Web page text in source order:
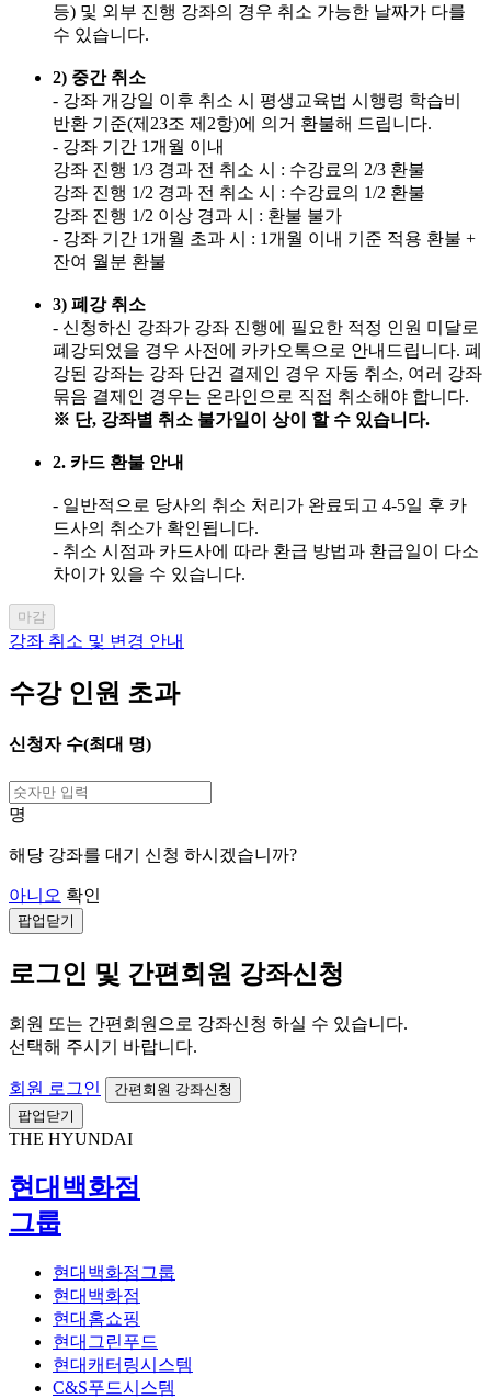
등) 및 외부 진행 강좌의 경우 취소 가능한 날짜가 다를
수 있습니다.
2) 중간 취소
- 강좌 개강일 이후 취소 시 평생교육법 시행령 학습비
반환 기준(제23조 제2항)에 의거 환불해 드립니다.
- 강좌 기간 1개월 이내
강좌 진행 1/3 경과 전 취소 시 : 수강료의 2/3 환불
강좌 진행 1/2 경과 전 취소 시 : 수강료의 1/2 환불
강좌 진행 1/2 이상 경과 시 : 환불 불가
- 강좌 기간 1개월 초과 시 : 1개월 이내 기준 적용 환불 +
잔여 월분 환불
3) 폐강 취소
- 신청하신 강좌가 강좌 진행에 필요한 적정 인원 미달로
폐강되었을 경우 사전에 카카오톡으로 안내드립니다. 폐
강된 강좌는 강좌 단건 결제인 경우 자동 취소, 여러 강좌
묶음 결제인 경우는 온라인으로 직접 취소해야 합니다.
※ 단, 강좌별 취소 불가일이 상이 할 수 있습니다.
2. 카드 환불 안내
- 일반적으로 당사의 취소 처리가 완료되고 4-5일 후 카
드사의 취소가 확인됩니다.
- 취소 시점과 카드사에 따라 환급 방법과 환급일이 다소
차이가 있을 수 있습니다.
마감
강좌 취소 및 변경 안내
수강 인원 초과
신청자 수(최대 명)
명
해당 강좌를 대기 신청 하시겠습니까?
아니오 확인
팝업닫기
로그인 및 간편회원 강좌신청
회원 또는 간편회원으로 강좌신청 하실 수 있습니다.
선택해 주시기 바랍니다.
회원 로그인
간편회원 강좌신청
팝업닫기
THE HYUNDAI
현대백화점
그룹
현대백화점그룹
현대백화점
현대홈쇼핑
현대그린푸드
현대캐터링시스템
C&S푸드시스템